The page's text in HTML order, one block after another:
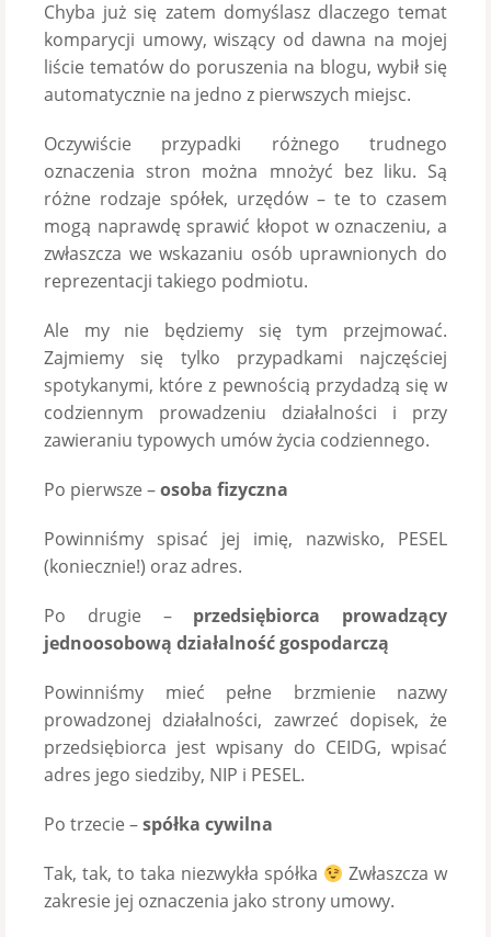
Chyba już się zatem domyślasz dlaczego temat
komparycji umowy, wiszący od dawna na mojej
liście tematów do poruszenia na blogu, wybił się
automatycznie na jedno z pierwszych miejsc.
Oczywiście przypadki różnego trudnego
oznaczenia stron można mnożyć bez liku. Są
różne rodzaje spółek, urzędów – te to czasem
mogą naprawdę sprawić kłopot w oznaczeniu, a
zwłaszcza we wskazaniu osób uprawnionych do
reprezentacji takiego podmiotu.
Ale my nie będziemy się tym przejmować.
Zajmiemy się tylko przypadkami najczęściej
spotykanymi, które z pewnością przydadzą się w
codziennym prowadzeniu działalności i przy
zawieraniu typowych umów życia codziennego.
Po pierwsze –osoba fizyczna
Powinniśmy spisać jej imię, nazwisko, PESEL
(koniecznie!) oraz adres.
Po drugie – przedsiębiorca prowadzący
jednoosobową działalność gospodarczą
Powinniśmy mieć pełne brzmienie nazwy
prowadzonej działalności, zawrzeć dopisek, że
przedsiębiorca jest wpisany do CEIDG, wpisać
adres jego siedziby, NIP i PESEL.
Po trzecie –spółka cywilna
Tak, tak, to taka niezwykła spółka
Zwłaszcza w
zakresie jej oznaczenia jako strony umowy.